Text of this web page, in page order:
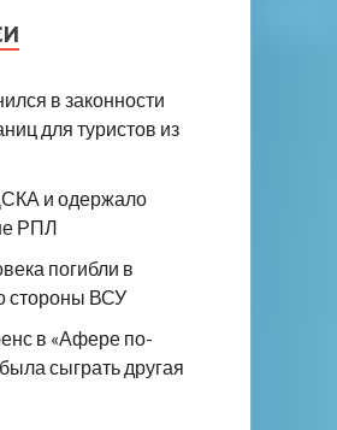
в законности
для туристов из
и одержало
РПЛ
погибли в
стороны ВСУ
в «Афере по-
сыграть другая